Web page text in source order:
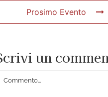
Prosimo Evento
un
Commento